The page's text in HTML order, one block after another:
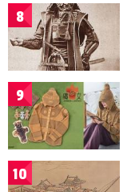
8
9
10